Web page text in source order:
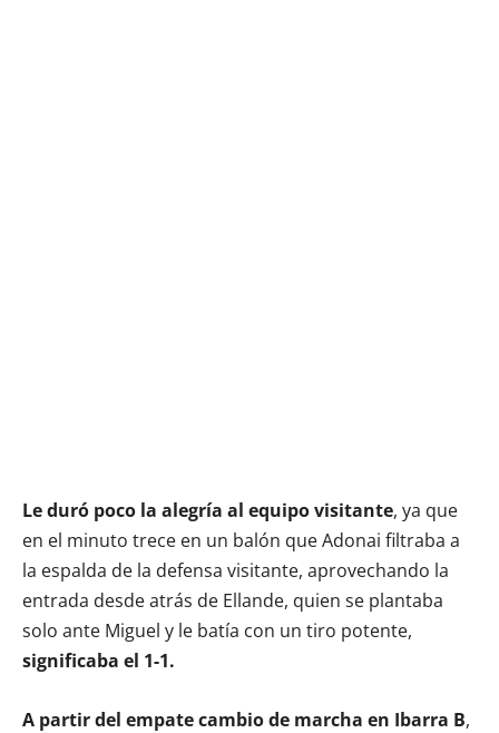
Le duró poco la alegría al equipo visitante, ya que
en el minuto trece en un balón que Adonai filtraba a
la espalda de la defensa visitante, aprovechando la
entrada desde atrás de Ellande, quien se plantaba
solo ante Miguel y le batía con un tiro potente,
significaba el 1-1.
A partir del empate cambio de marcha en Ibarra B,